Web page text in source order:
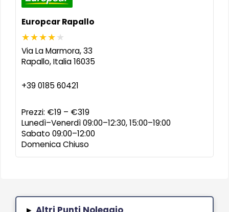
Europcar Rapallo
Via La Marmora, 33
Rapallo,Italia 16035
+39 0185 60421
Prezzi: €19 – €319
Lunedì–Venerdì 09:00–12:30, 15:00–19:00
Sabato 09:00–12:00
Domenica Chiuso